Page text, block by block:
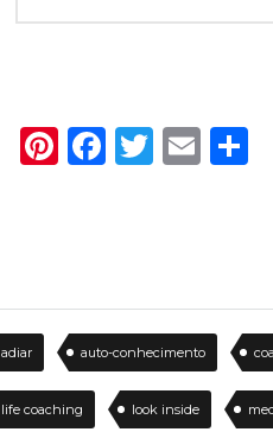
Pinterest
Facebook
Twitter
Email
adiar auto-conhecimento
life coaching look inside